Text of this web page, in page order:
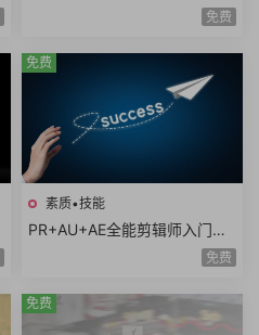
论到实践模型训练DeepSeek
免费
素质•技能
PR+AU+AE全能剪辑师入门课
程视频剪辑音频处理特效制作
免费
免费
免费